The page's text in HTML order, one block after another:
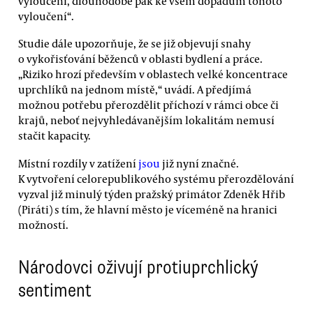
vyloučení“.
Studie dále upozorňuje, že se již objevují snahy
o vykořisťování běženců v oblasti bydlení a práce.
„Riziko hrozí především v oblastech velké koncentrace
uprchlíků na jednom místě,“ uvádí. A předjímá
možnou potřebu přerozdělit příchozí v rámci obce či
krajů, neboť nejvyhledávanějším lokalitám nemusí
stačit kapacity.
Místní rozdíly v zatížení jsou již nyní značné.
K vytvoření celorepublikového systému přerozdělování
vyzval již minulý týden pražský primátor Zdeněk Hřib
(Piráti) s tím, že hlavní město je víceméně na hranici
možností.
Národovci oživují protiuprchlický
sentiment